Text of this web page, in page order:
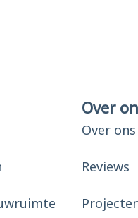
Over
Over ons
Reviews